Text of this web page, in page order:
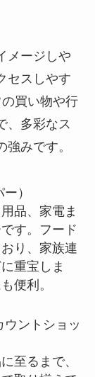
メージしや
セスしやす
買い物や行
、多彩なス
みです。
）
品、家電ま
す。フード
り、家族連
重宝しま
便利。
ウントショッ
至るまで、